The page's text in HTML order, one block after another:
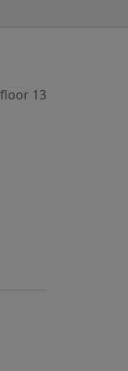
13
separador